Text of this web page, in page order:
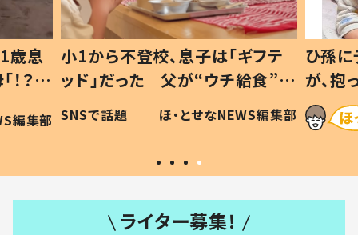
歳息
？」
編集部
小1から不登校、息子は「ギフテ
ッド」だった 父が“ウチ給食”を
作り続ける理由とは #令和の親
#令和の子
SNSで話題 ほ・とせなNEWS編集部
ひ孫
が、
「涙が
い」
ライター募集！